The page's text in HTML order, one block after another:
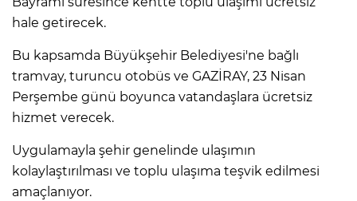
hale getirecek.
Bu kapsamda Büyükşehir Belediyesi'ne bağlı
tramvay, turuncu otobüs ve GAZİRAY, 23 Nisan
Perşembe günü boyunca vatandaşlara ücretsiz
hizmet verecek.
Uygulamayla şehir genelinde ulaşımın
kolaylaştırılması ve toplu ulaşıma teşvik edilmesi
amaçlanıyor.